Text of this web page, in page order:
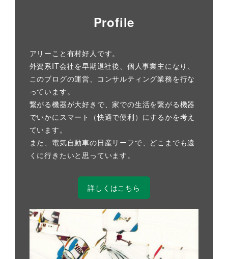
Profile
アリーこと有村好人です。
外資系IT会社を早期退社後、個人事業主になり、
このブログの運営、コンサルティング業務を行な
っています。
繋がる機器が大好きで、家での生活を繋がる機器
でいかにスマート（快適で便利）にするかを考え
ています。
また、電気自動車の日産リーフで、どこまでも遠
くに行きたいと思っています。
詳しくはこちら